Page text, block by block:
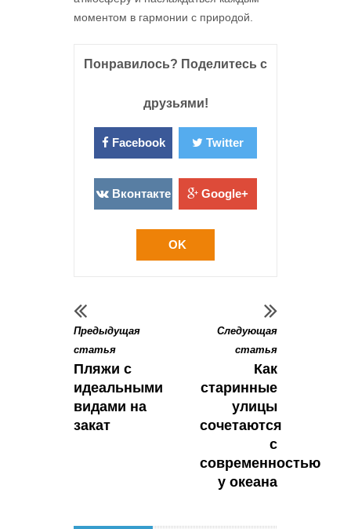
моментом в гармонии с природой.
Понравилось? Поделитесь с
друзьями!
Facebook Twitter
Вконтакте Google+
OK
Предыдущая
статья
Пляжи с
идеальными
видами на
закат
Следующая
статья
Как
старинные
улицы
сочетаются
с
современностью
у океана